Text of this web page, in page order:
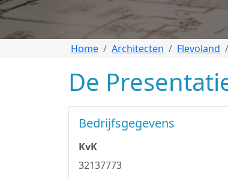
Home Architecten Flevoland
De
Bedrijfsgegevens
KvK
32137773